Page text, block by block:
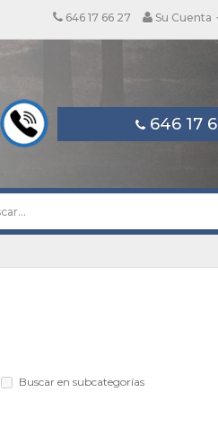
646 17 66 27 Su Cuenta
646 17
Buscar en subcategorías